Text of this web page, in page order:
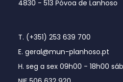
4830 - 513 Póvoa de Lanhoso
T. (+351) 253 639 700
E. geral@mun-planhoso.pt
H. seg a sex 09h00 - 18h00